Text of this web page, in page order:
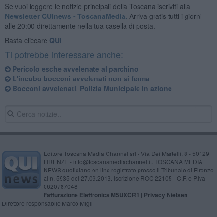
Se vuoi leggere le notizie principali della Toscana iscriviti alla
Newsletter QUInews - ToscanaMedia. Arriva gratis tutti i giorni
alle 20:00 direttamente nella tua casella di posta.
Basta cliccare QUI
Ti potrebbe interessare anche:
Pericolo esche avvelenate al parchino
L'incubo bocconi avvelenati non si ferma
Bocconi avvelenati, Polizia Municipale in azione
Editore Toscana Media Channel srl - Via Dei Martelli, 8 - 50129
FIRENZE - info@toscanamediachannel.it. TOSCANA MEDIA
NEWS quotidiano on line registrato presso il Tribunale di Firenze
al n. 5935 del 27.09.2013. Iscrizione ROC 22105 - C.F. e P.Iva
0620787048
Fatturazione Elettronica M5UXCR1 | Privacy Nielsen
Direttore responsabile Marco Migli